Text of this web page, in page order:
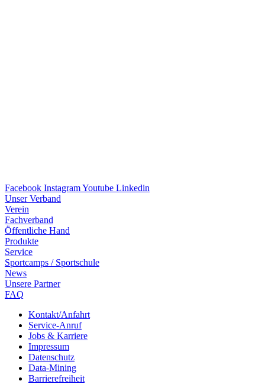
Facebook InstagramYoutube Linkedin
Unser Verband
Verein
Fach­ver­band
Öffent­li­che Hand
Produkte
Service
Sport­camps / Sportschule
News
Unsere Part­ner
FAQ
Kontakt/​​Anfahrt
Service-Anruf
Jobs & Karriere
Impres­sum
Daten­schutz
Data-Mining
Barrie­re­frei­heit